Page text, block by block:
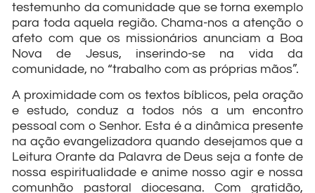
testemunho da comunidade que se torna exemplo
para toda aquela região. Chama-nos a atenção o
afeto com que os missionários anunciam a Boa
Nova de Jesus, inserindo-se na vida da
comunidade, no “trabalho com as próprias mãos”.
A proximidade com os textos bíblicos, pela oração
e estudo, conduz a todos nós a um encontro
pessoal com o Senhor. Esta é a dinâmica presente
na ação evangelizadora quando desejamos que a
Leitura Orante da Palavra de Deus seja a fonte de
nossa espiritualidade e anime nosso agir e nossa
comunhão pastoral diocesana. Com gratidão,